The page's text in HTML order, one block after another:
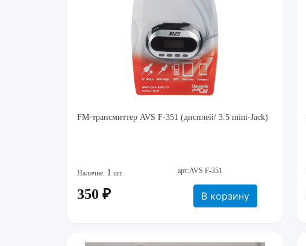
FM-трансмиттер AVS F-351 (дисплей/ 3.5 mini-Jack)
Наличие: 1 шт. арт:AVS F-351
350 ₽ В корзину